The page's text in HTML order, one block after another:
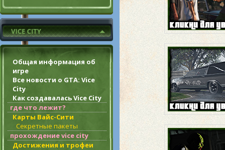
Общая информация об
игре
Все новости о GTA: Vice
City
Как создавалась Vice City
где что лежит?
Карты Вайс-Сити
Секретные пакеты
прохождение vice city
Достижения и трофеи